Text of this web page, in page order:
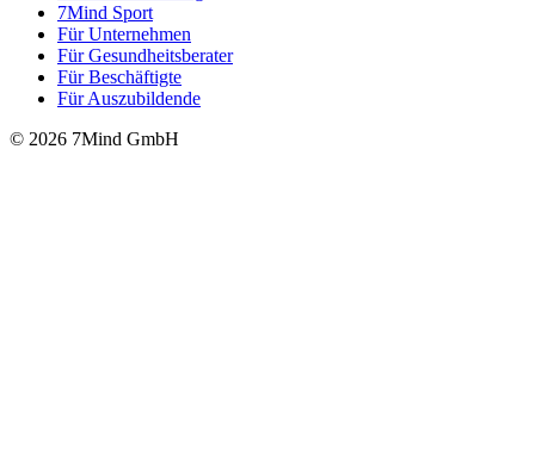
7Mind Sport
Für Unter­neh­men
Für Gesund­heits­be­ra­ter
Für Beschäftigte
Für Auszubildende
© 2026 7Mind GmbH